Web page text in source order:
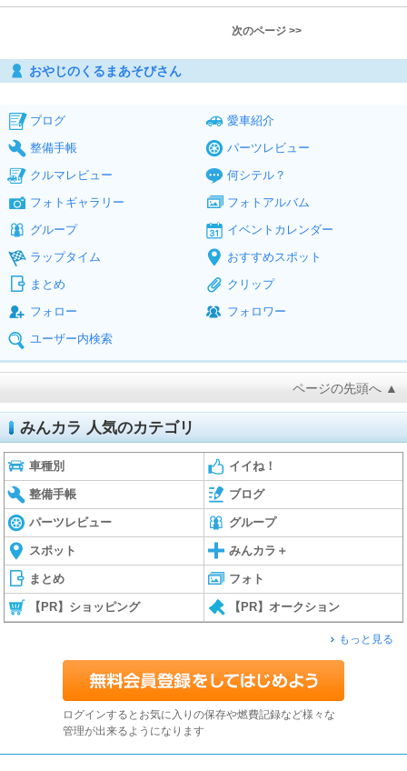
次のページ >>
おやじのくるまあそびさん
ブログ
愛車紹介
整備手帳
パーツレビュー
クルマレビュー
何シテル？
フォトギャラリー
フォトアルバム
グループ
イベントカレンダー
ラップタイム
おすすめスポット
まとめ
クリップ
フォロー
フォロワー
ユーザー内検索
ページの先頭へ ▲
みんカラ 人気のカテゴリ
車種別 イイね！
整備手帳 ブログ
パーツレビュー グループ
スポット みんカラ＋
まとめ フォト
【PR】ショッピング 【PR】オークション
もっと見る
ログインするとお気に入りの保存や燃費記録など様々な
管理が出来るようになります